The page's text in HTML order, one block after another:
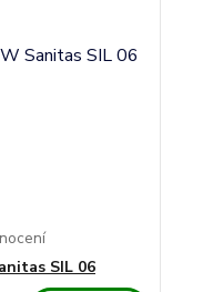
SIL 06